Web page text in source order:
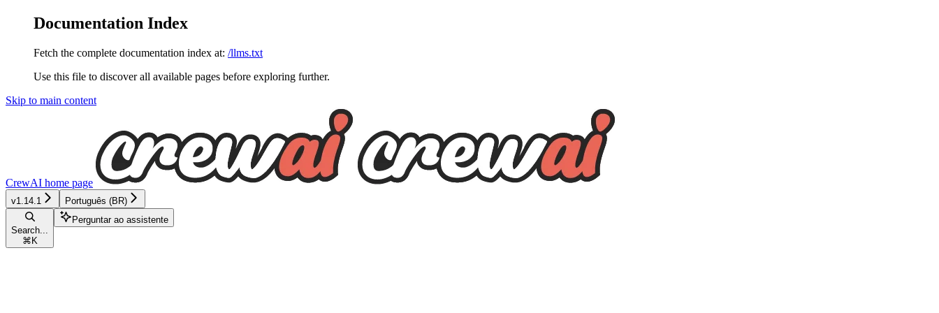
Documentation Index
Fetch the complete documentation index at: /llms.txt
Use this file to discover all available pages before exploring further.
Skip to main content
CrewAI home page
v1.14.1 Português (BR)
Search...
⌘ K
Perguntar ao assistente